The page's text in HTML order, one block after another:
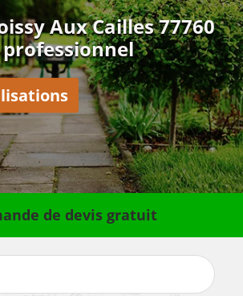
Aux Cailles 77760
de devis gratuit